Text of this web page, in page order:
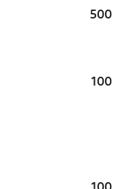
500
100